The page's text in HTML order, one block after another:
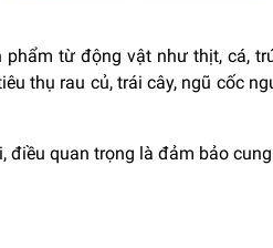
từ động vật như thịt, cá,
thụ rau củ, trái cây, ngũ cốc
điều quan trọng là đảm bảo